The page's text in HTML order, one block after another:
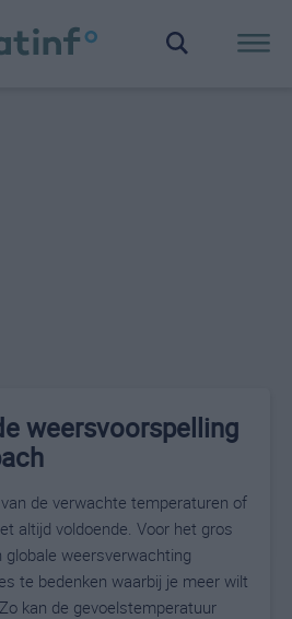
weersvoorspelling
de verwachte temperaturen of
altijd voldoende. Voor het gros
weersverwachting
te bedenken waarbij je meer wilt
kan de gevoelstemperatuur